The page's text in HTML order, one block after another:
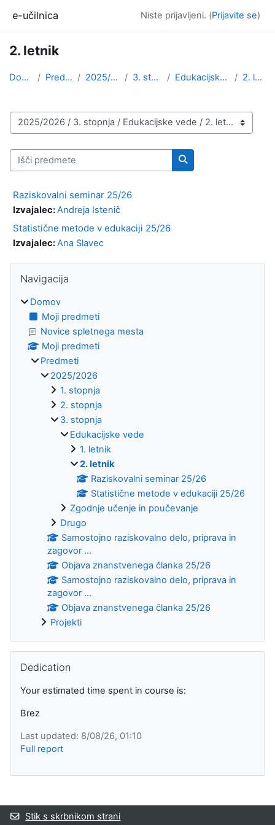
e-učilnica Niste prijavljeni. (Prijavite se)
2. letnik
Domov Predmeti 2025/2026 3. stopnja Edukacijske vede 2. letnik
Kategorije predmetov
Išči predmete
Išči predmete
Raziskovalni seminar 25/26
Izvajalec:Andreja Istenič
Statistične metode v edukaciji 25/26
Izvajalec:Ana Slavec
Bloki
Navigacija
Domov
Moji predmeti
Novice spletnega mesta
Moji predmeti
Predmeti
2025/2026
1. stopnja
2. stopnja
3. stopnja
Edukacijske vede
1. letnik
2. letnik
Raziskovalni seminar 25/26
Statistične metode v edukaciji 25/26
Zgodnje učenje in poučevanje
Drugo
Samostojno raziskovalno delo, priprava in
zagovor ...
Objava znanstvenega članka 25/26
Samostojno raziskovalno delo, priprava in
zagovor ...
Objava znanstvenega članka 25/26
Projekti
Dedication
Your estimated time spent in course is:
Brez
Last updated: 8/08/26, 01:10
Full report
Supplementary blocks
Stik s skrbnikom strani